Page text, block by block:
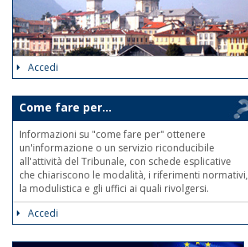
Accedi
Come fare per...
Informazioni su "come fare per" ottenere
un'informazione o un servizio riconducibile
all'attività del Tribunale, con schede esplicative
che chiariscono le modalità, i riferimenti normativi,
la modulistica e gli uffici ai quali rivolgersi.
Accedi